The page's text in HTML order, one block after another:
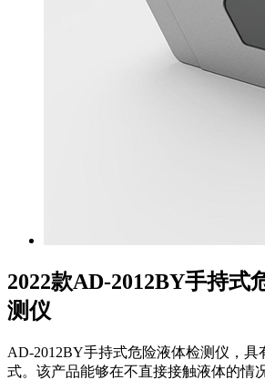
2022款AD-2012BY手持式
测仪
AD-2012BY手持式危险液体检测仪，具
式。该产品能够在不直接接触液体的情